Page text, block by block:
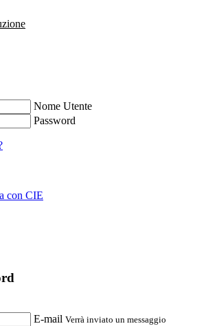
Nome Utente
Password
con CIE
E-mail Verrà inviato un messaggio